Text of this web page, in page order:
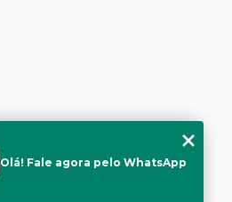
Olá! Fale agora pelo WhatsApp